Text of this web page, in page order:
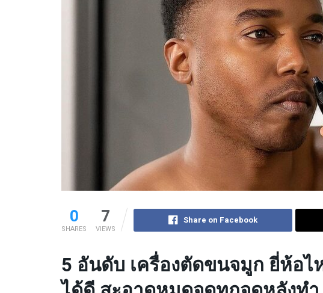
0
SHARES
7
VIEWS
Share on Facebook
5 อันดับ เครื่องตัดขนจมูก ยี่ห้อไ